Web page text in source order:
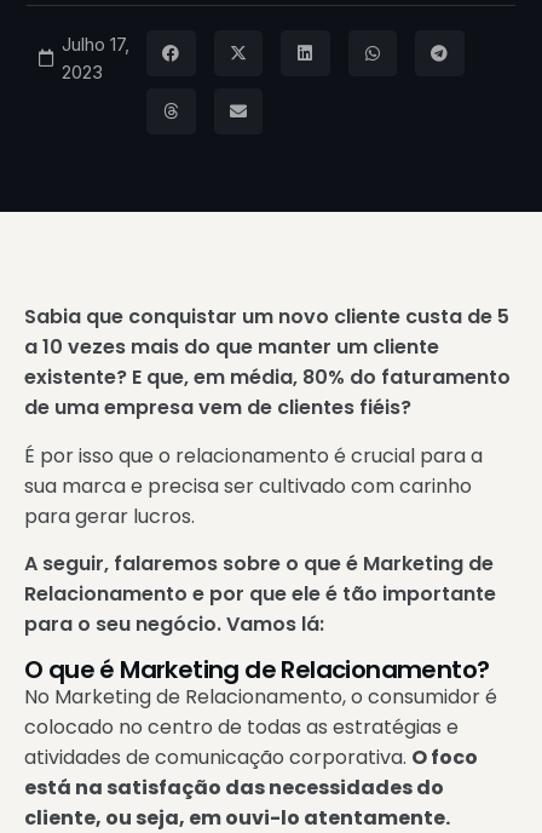
Julho 17,
2023
Sabia que conquistar um novo cliente custa de 5
a 10 vezes mais do que manter um cliente
existente? E que, em média, 80% do faturamento
de uma empresa vem de clientes fiéis?
É por isso que o relacionamento é crucial para a
sua marca e precisa ser cultivado com carinho
para gerar lucros.
A seguir, falaremos sobre o que é Marketing de
Relacionamento e por que ele é tão importante
para o seu negócio. Vamos lá:
O que é Marketing de Relacionamento?
No Marketing de Relacionamento, o consumidor é
colocado no centro de todas as estratégias e
atividades de comunicação corporativa. O foco
está na satisfação das necessidades do
cliente, ou seja, em ouvi-lo atentamente.